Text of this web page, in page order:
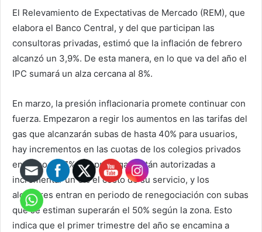
El Relevamiento de Expectativas de Mercado (REM), que
elabora el Banco Central, y del que participan las
consultoras privadas, estimó que la inflación de febrero
alcanzó un 3,9%. De esta manera, en lo que va del año el
IPC sumará un alza cercana al 8%.
En marzo, la presión inflacionaria promete continuar con
fuerza. Empezaron a regir los aumentos en las tarifas del
gas que alcanzarán subas de hasta 40% para usuarios,
hay incrementos en las cuotas de los colegios privados
en torno al 17%, las prepagas están autorizadas a
incrementar un 6% el costo de su servicio, y los
alquileres entran en periodo de renegociación con subas
que se estiman superarán el 50% según la zona. Esto
indica que el primer trimestre del año se encamina a